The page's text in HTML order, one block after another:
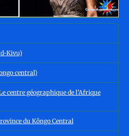
Kivu)
central)
centre géographique de l'Afrique
du Kôngo Central